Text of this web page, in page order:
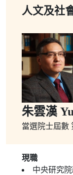
人文及社
朱雲漢
當選院士屆數
現職
中央研究